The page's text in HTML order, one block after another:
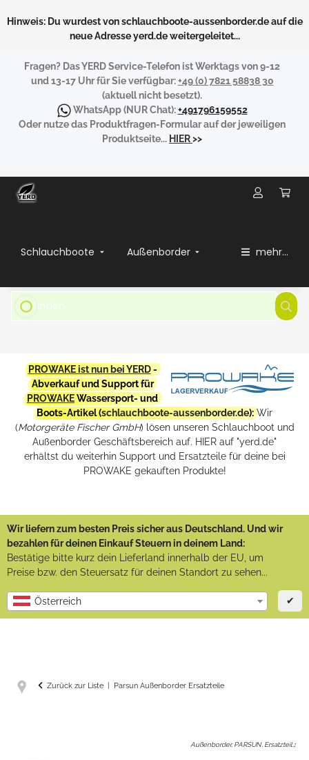
Hinweis: Du wurdest von schlauchboote-aussenborder.de auf die
neue Adresse yerd.de weitergeleitet...
Fragen? Das YERD Service-Telefon ist Werktags von 9-12
und 13-17 Uhr für Sie verfügbar:+49 (0) 7821 58838 30
(aktuell nicht besetzt).
WhatsApp(NUR Chat):+491796159552
Oder nutze das Produktfragen-Formular auf der jeweiligen
Produktseite... HIER>>
Schlauchboote Außenborder mehr...
PROWAKE ist nun bei YERD-
Abverkauf und Support für
PROWAKEWassersport- und
Boots-Artikel (schlauchboote-aussenborder.de): Wir
(Motorgeräte Fischer GmbH) lösen unseren Schlauchboot und
Außenborder Geschäftsbereich auf. HIER auf "yerd.de"
erhältst du weiterhin Support und Ersatzteile für deine bei
PROWAKE gekauften Produkte!
Wir liefern zum besten Preis sicher aus Deutschland. Und wir
bezahlen für deinen Einkauf Steuern in deinem Land:
Bestätige bitte kurz dein Lieferland innerhalb der EU, um
Preise bzw. den Steuersatz für deinen Standort zu sehen...
Österreich ✔
Zurück zur Liste Parsun Außenborder Ersatzteile
Außenborder, PARSUN, Ersatzteil, :